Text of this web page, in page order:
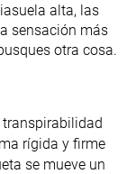
alta, las
sensación más
otra cosa.
transpirabilidad
rígida y firme
se mueve un